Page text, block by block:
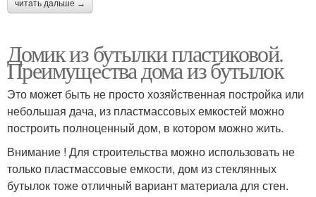
читать дальше →
Домик из бутылки пластиковой.
Преимущества дома из бутылок
Это может быть не просто хозяйственная постройка или
небольшая дача, из пластмассовых емкостей можно
построить полноценный дом, в котором можно жить.
Внимание ! Для строительства можно использовать не
только пластмассовые емкости, дом из стеклянных
бутылок тоже отличный вариант материала для стен.